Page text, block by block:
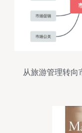
从旅游管理转向